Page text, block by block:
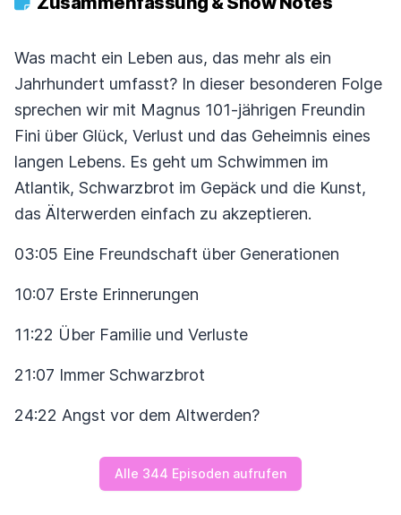
Was macht ein Leben aus, das mehr als ein
Jahrhundert umfasst? In dieser besonderen Folge
sprechen wir mit Magnus 101-jährigen Freundin
Fini über Glück, Verlust und das Geheimnis eines
langen Lebens. Es geht um Schwimmen im
Atlantik, Schwarzbrot im Gepäck und die Kunst,
das Älterwerden einfach zu akzeptieren.
03:05 Eine Freundschaft über Generationen
10:07 Erste Erinnerungen
11:22 Über Familie und Verluste
21:07 Immer Schwarzbrot
24:22 Angst vor dem Altwerden?
Alle 344 Episoden aufrufen